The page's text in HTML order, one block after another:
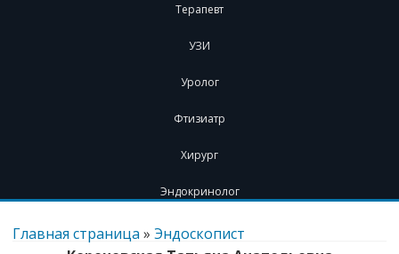
Терапевт
УЗИ
Уролог
Фтизиатр
Хирург
Эндокринолог
Перейти
содержимому
Главная страница » Эндоскопист